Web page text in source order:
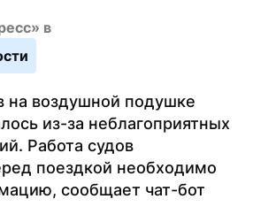
в
на воздушной подушке
из-за неблагоприятных
Работа судов
поездкой необходимо
сообщает чат-бот